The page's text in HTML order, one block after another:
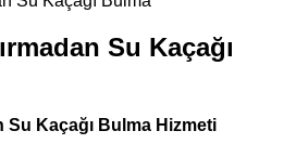
Su Kaçağı
Su Kaçağı Bulma Hizmeti